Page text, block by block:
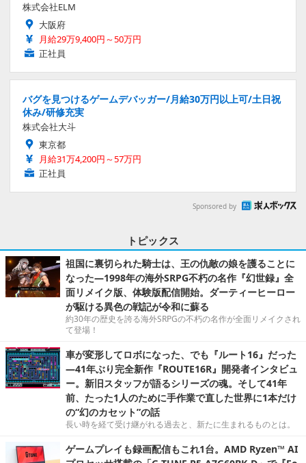
株式会社ELM
大阪府
月給29万9,400円～50万円
正社員
バグを見つけるゲームデバッガー/月給30万円以上可/土日祝
休み/研修充実
株式会社大斗
東京都
月給31万4,200円～57万円
正社員
Sponsored by
トピックス
祖国に裏切られた騎士は、王の仇敵の娘を護ることに
なった―1998年の海外SRPG不朽の名作『幻世録』全
面リメイク版、体験版配信開始。ダーティーヒーロー
が駆ける異色の戦記が令和に蘇る
約30年の歴史を誇る海外SRPGの不朽の名作が全面リメイクされ
て登場！
車が変形してロボになった、でも『ルート16』だった
―41年ぶり完全新作『ROUTE16R』開発者インタビュ
ー。新旧スタッフが語るシリーズの魂。そして41年
前、たった1人のために手作業で直した世界に1本だけ
の“幻のカセット”の話
長い時を経て受け継がれる過去と、新たに生まれるものとは。
ゲームプレイも録画配信もこれ1台。AMD Ryzen™ AI